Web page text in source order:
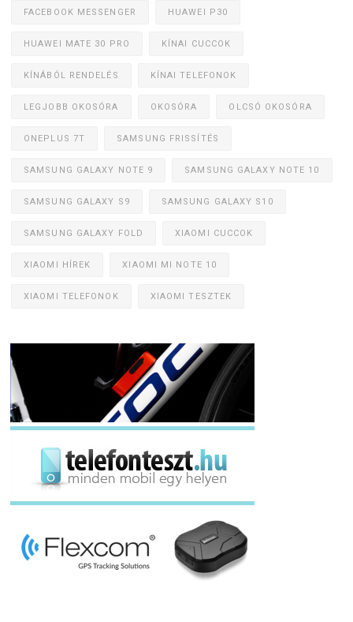
FACEBOOK MESSENGER HUAWEI P30
HUAWEI MATE 30 PRO KÍNAI CUCCOK
KÍNÁBÓL RENDELÉS KÍNAI TELEFONOK
LEGJOBB OKOSÓRA OKOSÓRA OLCSÓ OKOSÓRA
ONEPLUS 7T SAMSUNG FRISSÍTÉS
SAMSUNG GALAXY NOTE 9 SAMSUNG GALAXY NOTE 10
SAMSUNG GALAXY S9 SAMSUNG GALAXY S10
SAMSUNG GALAXY FOLD XIAOMI CUCCOK
XIAOMI HÍREK XIAOMI MI NOTE 10
XIAOMI TELEFONOK XIAOMI TESZTEK